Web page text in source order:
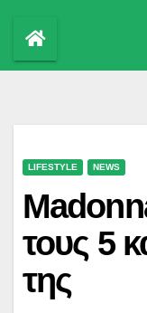
content
LIFESTYLE NEWS
τους 5
της